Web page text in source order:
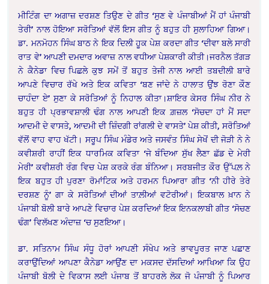
ਮੀਟਿੰਗ ਦਾ ਅਗਾਜ਼ ਦਰਸ਼ਣ ਤਿਉਣ ਦੇ ਗੀਤ ‘ਸੁਣ ਵੇ ਪੰਜਾਬੀਆਂ ਮੈਂ ਹਾਂ ਪੰਜਾਬੀ
ਤੇਰੀ’ ਨਾਲ ਹੋਇਆ ਸਰੋਤਿਆਂ ਵੱਲੋਂ ਇਸ ਗੀਤ ਨੂੰ ਬਹੁਤ ਹੀ ਸੁਲਾਹਿਆ ਗਿਆ।
ਡਾ. ਮਨਮੋਹਨ ਸਿੰਘ ਬਾਠ ਨੇ ਇਕ ਦਿਲੀ ਹੂਕ ਪੇਸ਼ ਕਰਦਾ ਗੀਤ ‘ਦੀਵਾ ਬਲੇ ਸਾਰੀ
ਰਾਤ ਵੇ’ ਆਪਣੀ ਦਮਦਾਰ ਅਵਾਜ਼ ਨਾਲ ਵਧੀਆ ਪੇਸ਼ਕਾਰੀ ਕੀਤੀ।ਜਰਨੈਲ ਤੱਗੜ
ਨੇ ਕੈਨੇਡਾ ਵਿਚ ਪਿਛਲੇ ਕੁਝ ਸਮੇਂ ਤੋਂ ਬਹੁਤ ਤੇਜੀ ਨਾਲ ਆਈ ਤਬਦੀਲੀ ਬਾਰੇ
ਆਪਣੇ ਵਿਚਾਰ ਰੱਖੇ ਅਤੇ ਇਕ ਕਵਿਤਾ ‘ਬਣ ਜਾਂਦੇ ਨੇ ਹਾਲਾਤ ਉਂਝ ਰੋਣਾ ਕੌਣ
ਚਾਹੰਦਾ ਏ’ ਸੁਣਾ ਕੇ ਸਰੋਤਿਆਂ ਨੂੰ ਨਿਹਾਲ ਕੀਤਾ।ਸ਼ਾਇਰ ਕੇਸਰ ਸਿੰਘ ਨੀਰ ਨੇ
ਬਹੁਤ ਹੀ ਪ੍ਰਭਾਵਸ਼ਾਲੀ ਢੰਗ ਨਾਲ ਆਪਣੀ ਇਕ ਗ਼ਜ਼ਲ ‘ਸੋਚਦਾ ਹਾਂ ਮੈਂ ਸਦਾ
ਆਦਮੀ ਦੇ ਵਾਸਤੇ, ਆਦਮੀ ਦੀ ਜ਼ਿੰਦਗੀ ਰਾਂਗਲੀ ਦੇ ਵਾਸਤੇ’ ਪੇਸ਼ ਕੀਤੀ, ਸਰੋਤਿਆਂ
ਵੱਲੋਂ ਵਾਹ ਵਾਹ ਖੱਟੀ। ਸਰੂਪ ਸਿੰਘ ਮੰਡੇਰ ਅਤੇ ਜਸਵੰਤ ਸਿੰਘ ਸੇਖੋਂ ਦੀ ਜੋੜੀ ਨੇ ਨੇ
ਕਵੀਸ਼ਰੀ ਰਾਹੀਂ ਇਕ ਧਾਰਮਿਕ ਕਵਿਤਾ ‘ਜੇ ਬੰਦਿਆ ਸੁੱਖ ਲੈਣਾ ਛੱਡ ਦੇ ਮੇਰੀ
ਮੇਰੀ’ ਕਵੀਸ਼ਰੀ ਰੰਗ ਵਿਚ ਪੇਸ਼ ਕਰਕੇ ਰੰਗ ਬੰਨਿਆ। ਸਰਬਜੀਤ ਕੌਰ ਉੱਪਲ਼ ਨੇ
ਇਕ ਬਹੁਤ ਹੀ ਪੁਰਣਾ ਰੋਮਾਂਟਿਕ ਅਤੇ ਹਰਮਨ ਪਿਆਰਾ ਗੀਤ ‘ਨੀ ਹੀਰੇ ਤੇਰੇ
ਦਰਸ਼ਣ ਨੂੰ’ ਗਾ ਕੇ ਸਰੋਤਿਆਂ ਦੀਆਂ ਤਾਲ਼ੀਆਂ ਵਟੋਰੀਆਂ। ਇਕਬਾਲ ਖ਼ਾਨ ਨੇ
ਪੰਜਾਬੀ ਬੋਲੀ ਬਾਰੇ ਆਪਣੇ ਵਿਚਾਰ ਪੇਸ਼ ਕਰਦਿਆਂ ਇਕ ਇਨਕਲਾਬੀ ਗੀਤ ‘ਸੋਚਣ
ਢੰਗ’ ਵਿਲੱਖਣ ਅੰਦਾਜ਼ ‘ਚ ਸੁਣਇਆ।
ਡਾ. ਸਤਿਨਾਮ ਸਿੰਘ ਸੰਧੂ ਹੋਰਾਂ ਆਪਣੀ ਸੰਖੇਪ ਅਤੇ ਭਾਵਪੂਰਤ ਜਾਣ ਪਛਾਣ
ਕਰਾਉਂਦਿਆਂ ਆਪਣਾ ਕੈਨੇਡਾ ਆਉਂਣ ਦਾ ਮਕਸਦ ਦੱਸਦਿਆਂ ਆਖਿਆ ਕਿ ਉਹ
ਪੰਜਾਬੀ ਬੋਲੀ ਦੇ ਵਿਕਾਸ ਲਈ ਪੰਜਾਬ ਤੋਂ ਬਾਹਰਲੇ ਲੋਕ ਜੋ ਪੰਜਾਬੀ ਨੂੰ ਪਿਆਰ